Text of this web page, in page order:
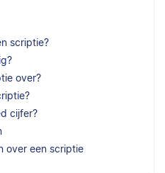
scriptie?
over?
cijfer?
over een scriptie